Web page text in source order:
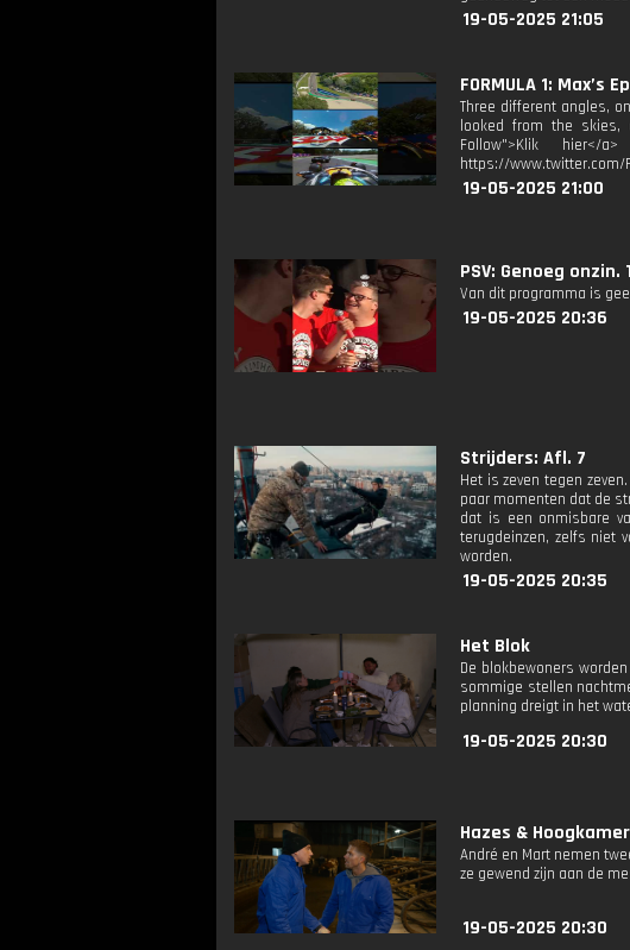
19-05-2025 21:05
FORMULA 1:
Three different angles,
looked from the skies,
Follow">Klik hier</a>
https://www.twitter.com/
19-05-2025 21:00
PSV: Genoeg
Van dit programma is
19-05-2025 20:36
Strijders: Afl. 7
Het is zeven tegen
paar momenten dat de
dat is een onmisbare
terugdeinzen, zelfs niet
worden.
19-05-2025 20:35
Het Blok
De blokbewoners
sommige stellen
planning dreigt in het
19-05-2025 20:30
Hazes &
André en Mart nemen
ze gewend zijn aan de
19-05-2025 20:30